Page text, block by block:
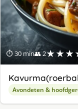
⏱ 30 min👥 2
Avondeten &